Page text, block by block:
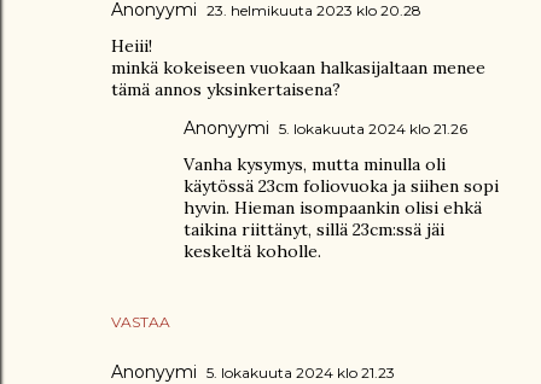
Anonyymi 23. helmikuuta 2023 klo 20.28
Heiii!
minkä kokeiseen vuokaan halkasijaltaan menee
tämä annos yksinkertaisena?
VASTAA
Anonyymi 5. lokakuuta 2024 klo 21.26
Vanha kysymys, mutta minulla oli
käytössä 23cm foliovuoka ja siihen sopi
hyvin. Hieman isompaankin olisi ehkä
taikina riittänyt, sillä 23cm:ssä jäi
keskeltä koholle.
Anonyymi 5. lokakuuta 2024 klo 21.23